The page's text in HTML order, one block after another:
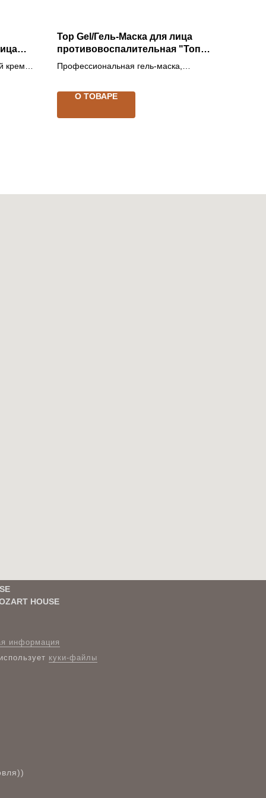
крем
Top Gel/Гель-Маска для лица
противовоспалительная "Топ
Гель"
Профессиональная гель-маска,
О ТОВАРЕ
HOUSE
информация
куки-файлы